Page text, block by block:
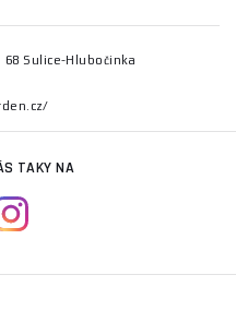
68 Sulice-Hlubočinka
TAKY NA